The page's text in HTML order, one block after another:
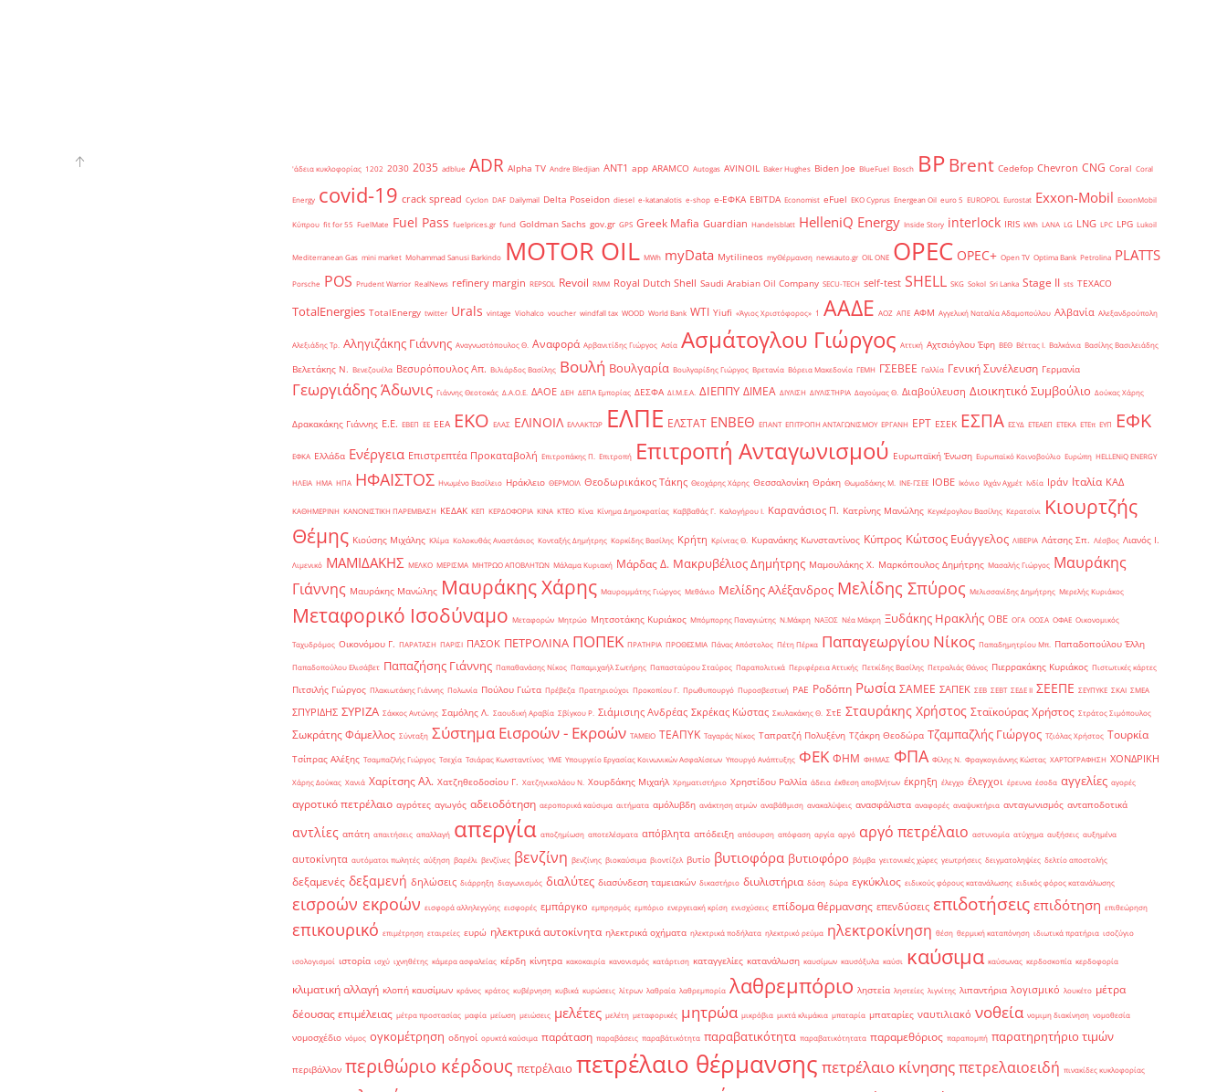
'άδεια κυκλοφορίας 1202 2030 2035 adblue ADR Alpha TV Andre Bledjian ANT1 app ARAMCO Autogas AVINOIL Baker Hughes Biden Joe BlueFuel Bosch BPBrent Cedefop Chevron CNG Coral Coral
Energy covid-19 crack spread Cyclon DAF Dailymail Delta Poseidon diesel e-katanalotis e-shop e-ΕΦΚΑ EBITDA Economist eFuel EKO Cyprus Energean Oil euro 5 EUROPOL Eurostat Exxon-Mobil ExxonMobil
Κύπρου fit for 55 FuelMate Fuel Pass fuelprices.gr fund Goldman Sachs gov.gr GPS Greek Mafia Guardian Handelsblatt HelleniQ Energy Inside Story interlock IRIS kWh LANA LG LNG LPC LPG Lukoil
Mediterranean Gas mini market Mohammad Sanusi Barkindo MOTOR OIL MWh myData Mytilineos myΘέρμανση newsauto.gr OIL ONE OPEC OPEC+ Open TV Optima Bank Petrolina PLATTS
Porsche POS Prudent Warrior RealNews refinery margin REPSOL Revoil RMM Royal Dutch Shell Saudi Arabian Oil Company SECU-TECH self-test SHELL SKG Sokol Sri Lanka Stage II sts TEXACO
TotalEnergies TotalEnergy twitter Urals vintage Viohalco voucher windfall tax WOOD World Bank WTI Yiufi «Άγιος Χριστόφορος» ΄1 ΑΑΔΕ ΑΟΖ ΑΠΕ ΑΦΜ Αγγελική Ναταλία Αδαμοπούλου Αλβανία Αλεξανδρούπολη
Αλεξιάδης Τρ. Αληγιζάκης Γιάννης Αναγνωστόπουλος Θ. Αναφορά Αρβανιτίδης Γιώργος Ασία Ασμάτογλου Γιώργος Αττική Αχτσιόγλου Έφη ΒΕΘ Βέττας Ι. Βαλκάνια Βασίλης Βασιλειάδης
Βελετάκης Ν. Βενεζουέλα Βεσυρόπουλος Απ. Βιλιάρδος Βασίλης Βουλή Βουλγαρία Βουλγαρίδης Γιώργος Βρετανία Βόρεια Μακεδονία ΓΕΜΗ ΓΣΕΒΕΕ Γαλλία Γενική Συνέλευση Γερμανία
Γεωργιάδης Άδωνις Γιάννης Θεοτοκάς Δ.Α.Ο.Ε. ΔΑΟΕ ΔΕΗ ΔΕΠΑ Εμπορίας ΔΕΣΦΑ ΔΙ.Μ.Ε.Α. ΔΙΕΠΠΥ ΔΙΜΕΑ ΔΙΥΛΙΣΗ ΔΙΥΛΙΣΤΗΡΙΑ Δαγούμας Θ. Διαβούλευση Διοικητικό Συμβούλιο Δούκας Χάρης
Δρακακάκης Γιάννης Ε.Ε. ΕΒΕΠ ΕΕ ΕΕΑ ΕΚΟ ΕΛΑΣ ΕΛΙΝΟΙΛ ΕΛΛΑΚΤΩΡ ΕΛΠΕ ΕΛΣΤΑΤ ΕΝΒΕΘ ΕΠΑΝΤ ΕΠΙΤΡΟΠΗ ΑΝΤΑΓΩΝΙΣΜΟΥ ΕΡΓΑΝΗ ΕΡΤ ΕΣΕΚ ΕΣΠΑ ΕΣΥΔ ΕΤΕΑΕΠ ΕΤΕΚΑ ΕΤΕπ ΕΥΠ ΕΦΚ
ΕΦΚΑ Ελλάδα Ενέργεια Επιστρεπτέα Προκαταβολή Επιτροπάκης Π. Επιτροπή Επιτροπή Ανταγωνισμού Ευρωπαϊκή Ένωση Ευρωπαϊκό Κοινοβούλιο Ευρώπη ΗELLENiQ ENERGY
ΗΛΕΙΑ ΗΜΑ ΗΠΑ ΗΦΑΙΣΤΟΣ Ηνωμένο Βασίλειο Ηράκλειο ΘΕΡΜΟΙΛ Θεοδωρικάκος Τάκης Θεοχάρης Χάρης Θεσσαλονίκη Θράκη Θωμαδάκης Μ. ΙΝΕ-ΓΣΕΕ ΙΟΒΕ Ικόνιο Ιλχάν Αχμέτ Ινδία Ιράν Ιταλία ΚΑΔ
ΚΑΘΗΜΕΡΙΝΗ ΚΑΝΟΝΙΣΤΙΚΗ ΠΑΡΕΜΒΑΣΗ ΚΕΔΑΚ ΚΕΠ ΚΕΡΔΟΦΟΡΙΑ ΚΙΝΑ ΚΤΕΟ Κίνα Κίνημα Δημοκρατίας Καββαθάς Γ. Καλογήρου Ι. Καρανάσιος Π. Κατρίνης Μανώλης Κεγκέρογλου Βασίλης Κερατσίνι
Κιουρτζής
Θέμης Κιούσης Μιχάλης Κλίμα Κολοκυθάς Αναστάσιος Κονταξής Δημήτρης Κορκίδης Βασίλης Κρήτη Κρίντας Θ. Κυρανάκης Κωνσταντίνος Κύπρος Κώτσος Ευάγγελος ΛΙΒΕΡΙΑ Λάτσης Σπ. Λέσβος Λιανός Ι.
Λιμενικό ΜΑΜΙΔΑΚΗΣ ΜΕΛΚΟ ΜΕΡΙΣΜΑ ΜΗΤΡΩΟ ΑΠΟΒΛΗΤΩΝ Μάλαμα Κυριακή Μάρδας Δ. Μακρυβέλιος Δημήτρης Μαμουλάκης Χ. Μαρκόπουλος Δημήτρης Μασαλής Γιώργος Μαυράκης
Γιάννης Μαυράκης Μανώλης Μαυράκης Χάρης Μαυρομμάτης Γιώργος Μεθάνιο Μελίδης Αλέξανδρος Μελίδης Σπύρος Μελισσανίδης Δημήτρης Μερελής Κυριάκος
Μεταφορικό Ισοδύναμο Μεταφορών Μητρώο Μητσοτάκης Κυριάκος Μπόμπορης Παναγιώτης Ν.Μάκρη ΝΑΞΟΣ Νέα Μάκρη Ξυδάκης Ηρακλής ΟΒΕ ΟΓΑ ΟΟΣΑ ΟΦΑΕ Οικονομικός
Ταχυδρόμος Οικονόμου Γ. ΠΑΡΑΤΑΣΗ ΠΑΡΙΣΙ ΠΑΣΟΚ ΠΕΤΡΟΛΙΝΑ ΠΟΠΕΚ ΠΡΑΤΗΡΙΑ ΠΡΟΘΕΣΜΙΑ Πάνας Απόστολος Πέτη Πέρκα Παπαγεωργίου Νίκος Παπαδημητρίου Μπ. Παπαδοπούλου Έλλη
Παπαδοπούλου Ελισάβετ Παπαζήσης Γιάννης Παπαθανάσης Νίκος Παπαμιχαήλ Σωτήρης Παπασταύρου Σταύρος Παραπολιτικά Περιφέρεια Αττικής Πετκίδης Βασίλης Πετραλιάς Θάνος Πιερρακάκης Κυριάκος Πιστωτικές κάρτες
Πιτσιλής Γιώργος Πλακιωτάκης Γιάννης Πολωνία Πούλου Γιώτα Πρέβεζα Πρατηριούχοι Προκοπίου Γ. Πρωθυπουργό Πυροσβεστική ΡΑΕ Ροδόπη Ρωσία ΣΑΜΕΕ ΣΑΠΕΚ ΣΕΒ ΣΕΒΤ ΣΕΔΕ ΙΙ ΣΕΕΠΕ ΣΕΥΠΥΚΕ ΣΚΑΙ ΣΜΕΑ
ΣΠΥΡΙΔΗΣ ΣΥΡΙΖΑ Σάκκος Αντώνης Σαμόλης Λ. Σαουδική Αραβία Σβίγκου Ρ. Σιάμισιης Ανδρέας Σκρέκας Κώστας Σκυλακάκης Θ. ΣτΕ Σταυράκης Χρήστος Σταϊκούρας Χρήστος Στράτος Σιμόπουλος
Σωκράτης Φάμελλος Σύνταξη Σύστημα Εισροών - Εκροών ΤΑΜΕΙΟ ΤΕΑΠΥΚ Ταγαράς Νίκος Ταπρατζή Πολυξένη Τζάκρη Θεοδώρα Τζαμπαζλής Γιώργος Τζιόλας Χρήστος Τουρκία
Τσίπρας Αλέξης Τσαμπαζλής Γιώργος Τσεχία Τσιάρας Κωνσταντίνος ΥΜΕ Υπουργείο Εργασίας Κοινωνικών Ασφαλίσεων Υπουργό Ανάπτυξης ΦΕΚ ΦΗΜ ΦΗΜΑΣ ΦΠΑ Φίλης Ν. Φραγκογιάννης Κώστας ΧΑΡΤΟΓΡΑΦΗΣΗ ΧΟΝΔΡΙΚΗ
Χάρης Δούκας Χανιά Χαρίτσης Αλ. Χατζηθεοδοσίου Γ. Χατζηνικολάου Ν. Χουρδάκης Μιχαήλ Χρηματιστήριο Χρηστίδου Ραλλία άδεια έκθεση αποβλήτων έκρηξη έλεγχο έλεγχοι έρευνα έσοδα αγγελίες αγορές
αγροτικό πετρέλαιο αγρότες αγωγός αδειοδότηση αεροπορικά καύσιμα αιτήματα αμόλυβδη ανάκτηση ατμών αναβάθμιση ανακαλύψεις ανασφάλιστα αναφορές αναψυκτήρια ανταγωνισμός ανταποδοτικά
αντλίες απάτη απαιτήσεις απαλλαγή απεργία αποζημίωση αποτελέσματα απόβλητα απόδειξη απόσυρση απόφαση αργία αργό αργό πετρέλαιο αστυνομία ατύχημα αυξήσεις αυξημένα
αυτοκίνητα αυτόματοι πωλητές αύξηση βαρέλι βενζίνες βενζίνη βενζίνης βιοκαύσιμα βιοντίζελ βυτίο βυτιοφόρα βυτιοφόρο βόμβα γειτονικές χώρες γεωτρήσεις δειγματοληψίες δελτίο αποστολής
δεξαμενές δεξαμενή δηλώσεις διάρρηξη διαγωνισμός διαλύτες διασύνδεση ταμειακών δικαστήριο διυλιστήρια δόση δώρα εγκύκλιος ειδικούς φόρους κατανάλωσης ειδικός φόρος κατανάλωσης
εισροών εκροών εισφορά αλληλεγγύης εισφορές εμπάργκο εμπρησμός εμπόριο ενεργειακή κρίση ενισχύσεις επίδομα θέρμανσης επενδύσεις επιδοτήσεις επιδότηση επιθεώρηση
επικουρικό επιμέτρηση εταιρείες ευρώ ηλεκτρικά αυτοκίνητα ηλεκτρικά οχήματα ηλεκτρικά ποδήλατα ηλεκτρικό ρεύμα ηλεκτροκίνηση θέση θερμική καταπόνηση ιδιωτικά πρατήρια ισοζύγιο
ισολογισμοί ιστορία ισχύ ιχνηθέτης κάμερα ασφαλείας κέρδη κίνητρα κακοκαιρία κανονισμός κατάρτιση καταγγελίες κατανάλωση καυσίμων καυσόξυλα καύσι καύσιμα καύσωνας κερδοσκοπία κερδοφορία
κλιματική αλλαγή κλοπή καυσίμων κράνος κράτος κυβέρνηση κυβικά κυρώσεις λίτρων λαθραία λαθρεμπορία λαθρεμπόριο ληστεία ληστείες λιγνίτης λιπαντήρια λογισμικό λουκέτο μέτρα
δέουσας επιμέλειας μέτρα προστασίας μαφία μείωση μειώσεις μελέτες μελέτη μεταφορικές μητρώα μικρόβια μικτά κλιμάκια μπαταρία μπαταρίες ναυτιλιακό νοθεία νομιμη διακίνηση νομοθεσία
νομοσχέδιο νόμος ογκομέτρηση οδηγοί ορυκτά καύσιμα παράταση παραβάσεις παραβάτικότητα παραβατικότητα παραβατικότητατα παραμεθόριος παραπομπή παρατηρητήριο τιμών
περιβάλλον περιθώριο κέρδους πετρέλαιο πετρέλαιο θέρμανσης πετρέλαιο κίνησηςπετρελαιοειδή πινακίδες κυκλοφορίας